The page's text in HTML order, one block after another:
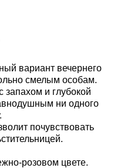
вариант вечернего
смелым особам.
запахом и глубокой
ни одного
почувствовать
розовом цвете.